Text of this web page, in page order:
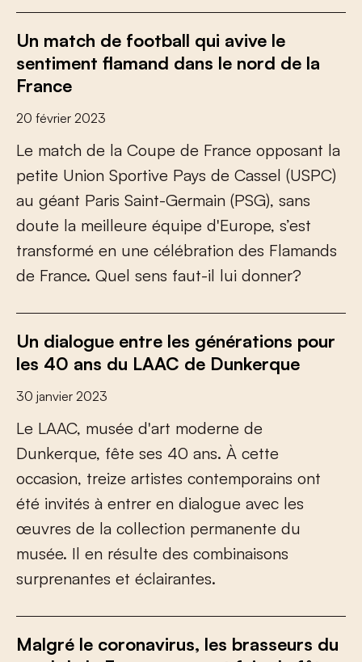
Un match de football qui avive le
sentiment flamand dans le nord de la
France
20 février 2023
Le match de la Coupe de France opposant la
petite Union Sportive Pays de Cassel (USPC)
au géant Paris Saint-Germain (PSG), sans
doute la meilleure équipe d'Europe, s’est
transformé en une célébration des Flamands
de France. Quel sens faut-il lui donner?
Un dialogue entre les générations pour
les 40 ans du LAAC de Dunkerque
30 janvier 2023
Le LAAC, musée d'art moderne de
Dunkerque, fête ses 40 ans. À cette
occasion, treize artistes contemporains ont
été invités à entrer en dialogue avec les
œuvres de la collection permanente du
musée. Il en résulte des combinaisons
surprenantes et éclairantes.
Malgré le coronavirus, les brasseurs du